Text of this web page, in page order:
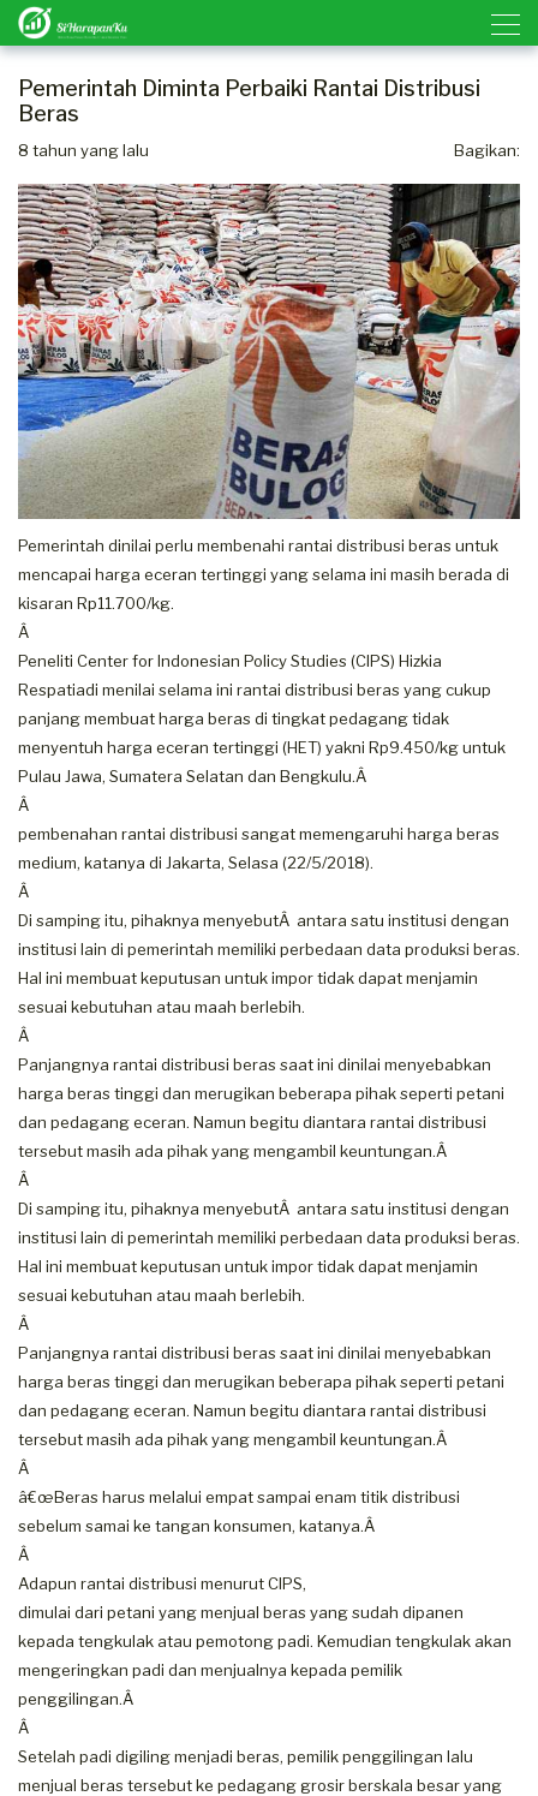
Pemerintah Diminta Perbaiki Rantai Distribusi
Beras
8 tahun yang lalu Bagikan:
Pemerintah dinilai perlu membenahi rantai distribusi beras untuk
mencapai harga eceran tertinggi yang selama ini masih berada di
kisaran Rp11.700/kg.
Â
Peneliti Center for Indonesian Policy Studies (CIPS) Hizkia
Respatiadi menilai selama ini rantai distribusi beras yang cukup
panjang membuat harga beras di tingkat pedagang tidak
menyentuh harga eceran tertinggi (HET) yakni Rp9.450/kg untuk
Pulau Jawa, Sumatera Selatan dan Bengkulu.Â
Â
pembenahan rantai distribusi sangat memengaruhi harga beras
medium, katanya di Jakarta, Selasa (22/5/2018).
Â
Di samping itu, pihaknya menyebutÂ antara satu institusi dengan
institusi lain di pemerintah memiliki perbedaan data produksi beras.
Hal ini membuat keputusan untuk impor tidak dapat menjamin
sesuai kebutuhan atau maah berlebih.
Â
Panjangnya rantai distribusi beras saat ini dinilai menyebabkan
harga beras tinggi dan merugikan beberapa pihak seperti petani
dan pedagang eceran. Namun begitu diantara rantai distribusi
tersebut masih ada pihak yang mengambil keuntungan.Â
Â
Di samping itu, pihaknya menyebutÂ antara satu institusi dengan
institusi lain di pemerintah memiliki perbedaan data produksi beras.
Hal ini membuat keputusan untuk impor tidak dapat menjamin
sesuai kebutuhan atau maah berlebih.
Â
Panjangnya rantai distribusi beras saat ini dinilai menyebabkan
harga beras tinggi dan merugikan beberapa pihak seperti petani
dan pedagang eceran. Namun begitu diantara rantai distribusi
tersebut masih ada pihak yang mengambil keuntungan.Â
Â
â€œBeras harus melalui empat sampai enam titik distribusi
sebelum samai ke tangan konsumen, katanya.Â
Â
Adapun rantai distribusi menurut CIPS,
dimulai dari petani yang menjual beras yang sudah dipanen
kepada tengkulak atau pemotong padi. Kemudian tengkulak akan
mengeringkan padi dan menjualnya kepada pemilik
penggilingan.Â
Â
Setelah padi digiling menjadi beras, pemilik penggilingan lalu
menjual beras tersebut ke pedagang grosir berskala besar yang